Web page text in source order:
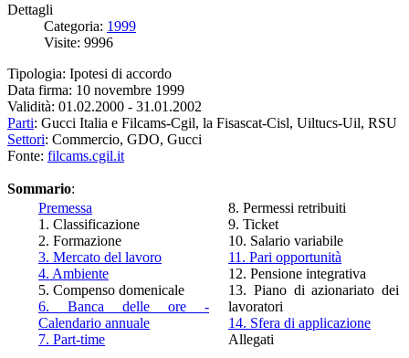
Dettagli
Categoria: 1999
Visite: 9996
Tipologia: Ipotesi di accordo
Data firma: 10 novembre 1999
Validità: 01.02.2000 - 31.01.2002
Parti: Gucci Italia e Filcams-Cgil, la Fisascat-Cisl, Uiltucs-Uil, RSU
Settori: Commercio, GDO, Gucci
Fonte: filcams.cgil.it
Sommario:
Premessa
1. Classificazione
2. Formazione
3. Mercato del lavoro
4. Ambiente
5. Compenso domenicale
6. Banca delle ore -
Calendario annuale
7. Part-time
8. Permessi retribuiti
9. Ticket
10. Salario variabile
11. Pari opportunità
12. Pensione integrativa
13. Piano di azionariato dei
lavoratori
14. Sfera di applicazione
Allegati